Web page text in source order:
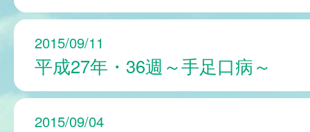
2015/09/11
平成27年・36週～手足口病～
2015/09/04